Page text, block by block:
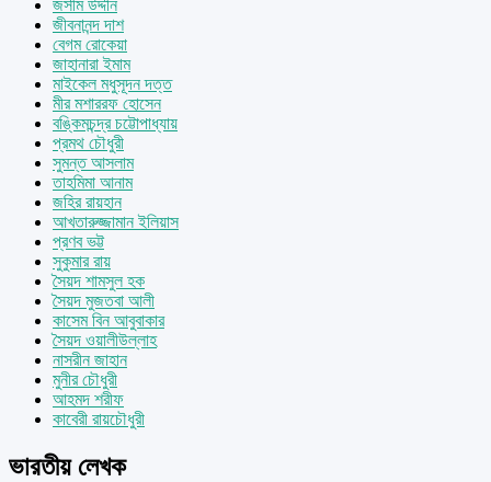
জসীম উদ্দীন
জীবনানন্দ দাশ
বেগম রোকেয়া
জাহানারা ইমাম
মাইকেল মধুসূদন দত্ত
মীর মশাররফ হোসেন
বঙ্কিমচন্দ্র চট্টোপাধ্যায়
প্রমথ চৌধুরী
সুমন্ত আসলাম
তাহমিমা আনাম
জহির রায়হান
আখতারুজ্জামান ইলিয়াস
প্রণব ভট্ট
সুকুমার রায়
সৈয়দ শামসুল হক
সৈয়দ মুজতবা আলী
কাসেম বিন আবুবাকার
সৈয়দ ওয়ালীউল্লাহ
নাসরীন জাহান
মুনীর চৌধুরী
আহমদ শরীফ
কাবেরী রায়চৌধুরী
ভারতীয় লেখক